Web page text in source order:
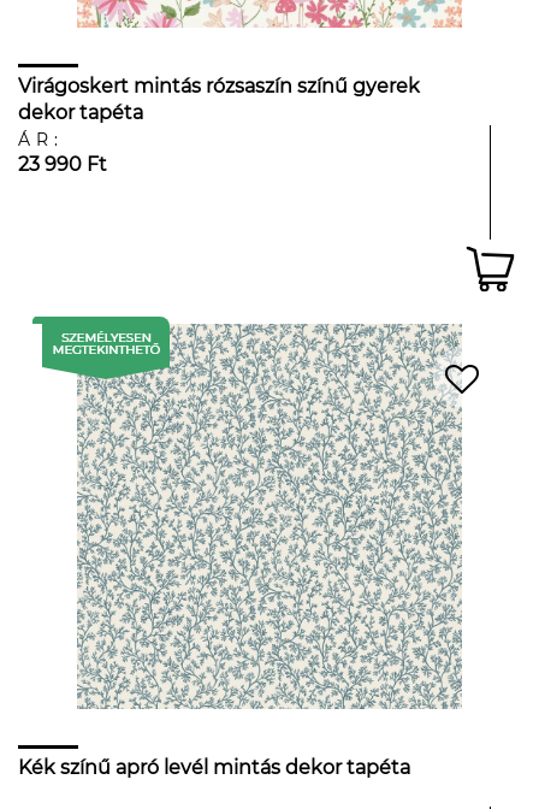
Virágoskert mintás rózsaszín színű gyerek
dekor tapéta
ÁR:
23 990 Ft
Kék színű apró levél mintás dekor tapéta